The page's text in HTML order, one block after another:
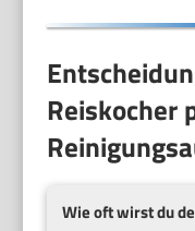
Reiskocher
Wie oft wirst du